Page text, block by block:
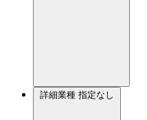
詳細業種 指定なし